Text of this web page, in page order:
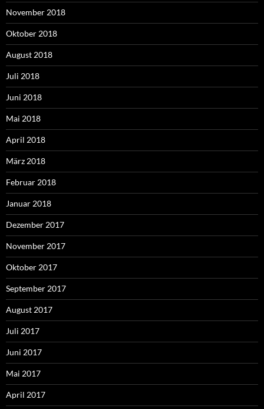
November 2018
Oktober 2018
August 2018
Juli 2018
Juni 2018
Mai 2018
April 2018
März 2018
Februar 2018
Januar 2018
Dezember 2017
November 2017
Oktober 2017
September 2017
August 2017
Juli 2017
Juni 2017
Mai 2017
April 2017